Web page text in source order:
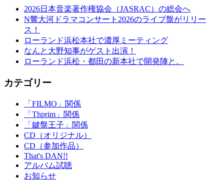
2026日本音楽著作権協会（JASRAC）の総会へ
N響大河ドラマコンサート2026のライブ盤がリリー
ス！
ローランド浜松本社で濃厚ミーティング
なんと大野知事がゲスト出演！
ローランド浜松・都田の新本社で開発陣と。
カテゴリー
「FILMO」関係
「Thprim」関係
「鍵盤王子」関係
CD（オリジナル）
CD（参加作品）
That's DAN!!
アルバム試聴
お知らせ